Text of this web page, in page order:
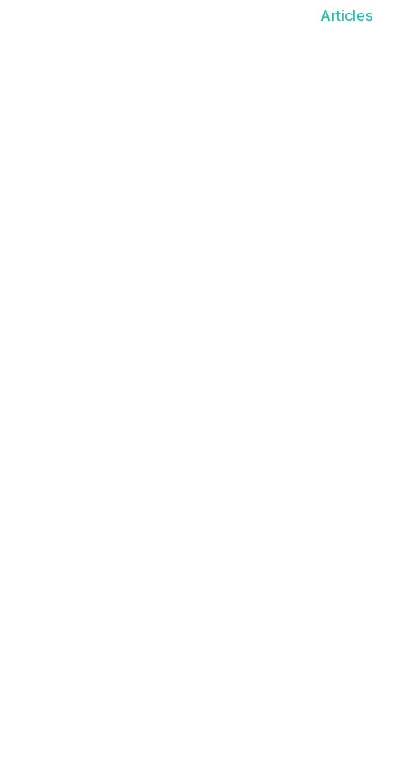
Articles